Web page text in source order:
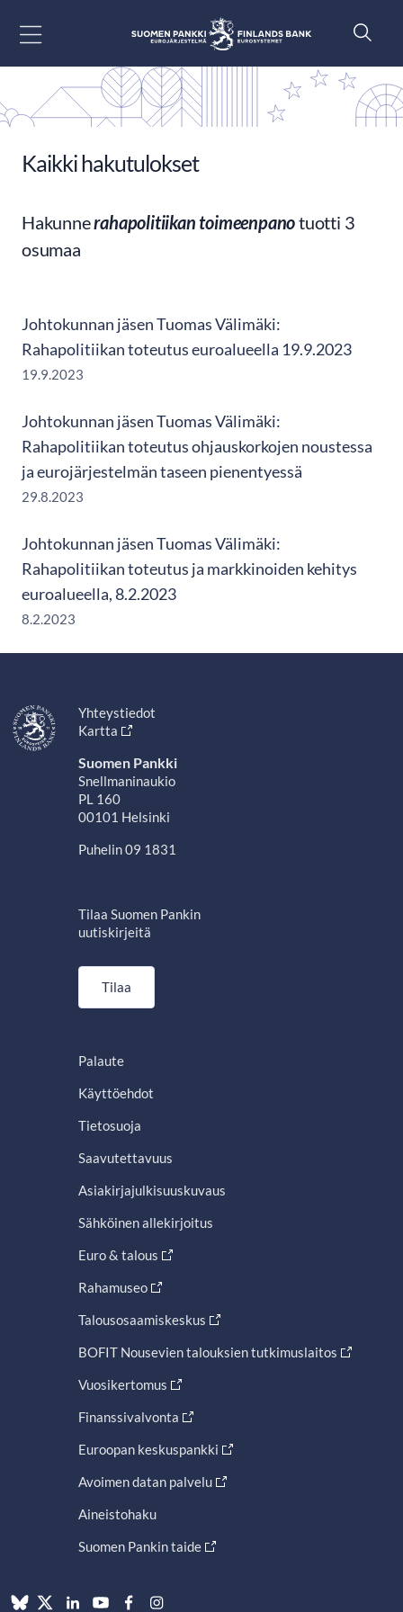
Kaikki hakutulokset
Hakunnerahapolitiikan toimeenpanotuotti 3
osumaa
Johtokunnan jäsen Tuomas Välimäki:
Rahapolitiikan toteutus euroalueella 19.9.2023
19.9.2023
Johtokunnan jäsen Tuomas Välimäki:
Rahapolitiikan toteutus ohjauskorkojen noustessa
ja eurojärjestelmän taseen pienentyessä
29.8.2023
Johtokunnan jäsen Tuomas Välimäki:
Rahapolitiikan toteutus ja markkinoiden kehitys
euroalueella, 8.2.2023
8.2.2023
Yhteystiedot
Kartta
Suomen Pankki
Snellmaninaukio
PL 160
00101 Helsinki
Puhelin 09 1831
Tilaa Suomen Pankin
uutiskirjeitä
Tilaa
Palaute
Käyttöehdot
Tietosuoja
Saavutettavuus
Asiakirjajulkisuuskuvaus
Sähköinen allekirjoitus
Euro & talous
Rahamuseo
Talousosaamiskeskus
BOFIT Nousevien talouksien tutkimuslaitos
Vuosikertomus
Finanssivalvonta
Euroopan keskuspankki
Avoimen datan palvelu
Aineistohaku
Suomen Pankin taide